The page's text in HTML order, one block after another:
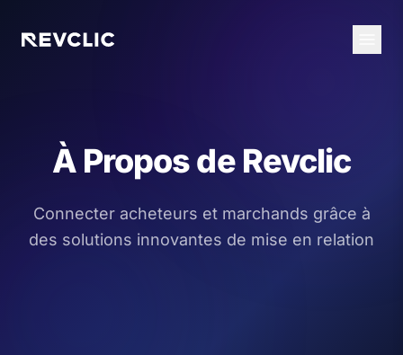
À Propos de Revclic
Connecter acheteurs et marchands grâce à
des solutions innovantes de mise en relation